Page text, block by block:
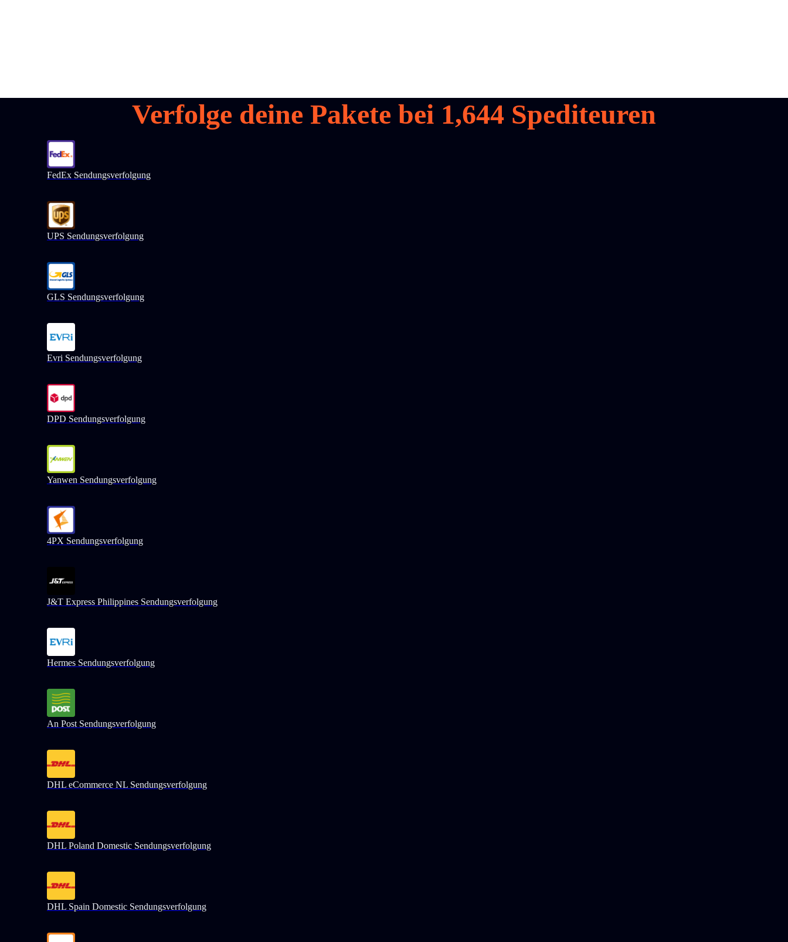
Verfolge deine Pakete bei 1,644 Spediteuren
FedEx Sendungsverfolgung
UPS Sendungsverfolgung
GLS Sendungsverfolgung
Evri Sendungsverfolgung
DPD Sendungsverfolgung
Yanwen Sendungsverfolgung
4PX Sendungsverfolgung
J&T Express Philippines Sendungsverfolgung
Hermes Sendungsverfolgung
An Post Sendungsverfolgung
DHL eCommerce NL Sendungsverfolgung
DHL Poland Domestic Sendungsverfolgung
DHL Spain Domestic Sendungsverfolgung